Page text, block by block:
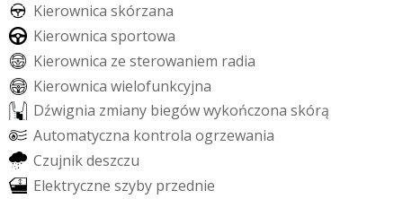
Kierownica skórzana
Kierownica sportowa
Kierownica ze sterowaniem radia
Kierownica wielofunkcyjna
Dźwignia zmiany biegówwykończona skórą
Automatyczna kontrola ogrzewania
Czujnikdeszczu
Elektryczne szyby przednie